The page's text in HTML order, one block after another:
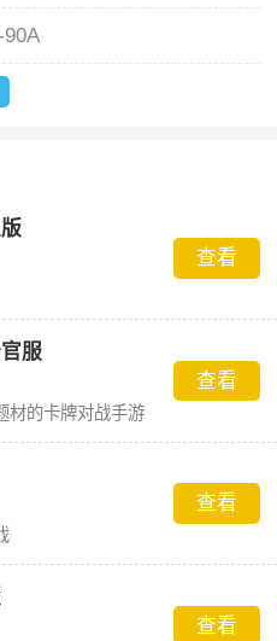
90A
查看
服
材的卡牌对战手游
查看
查看
查看